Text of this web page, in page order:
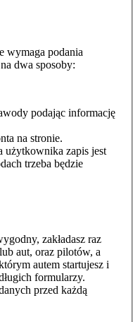
wymaga podania
dwa sposoby:
podając informację
na stronie.
użytkownika zapis jest
trzeba będzie
zakładasz raz
aut, oraz pilotów, a
autem startujesz i
formularzy.
przed każdą